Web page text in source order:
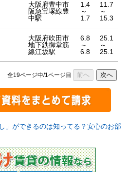
大阪府豊中市
阪急宝塚線豊
中駅
1.4
～
1.7
11.7
～
15.3
大阪府吹田市
地下鉄御堂筋
線江坂駅
6.8
～
6.8
25.1
～
25.1
全19ページ中/1ページ目 前へ 次へ
」ができるのは知ってる？安心のお部